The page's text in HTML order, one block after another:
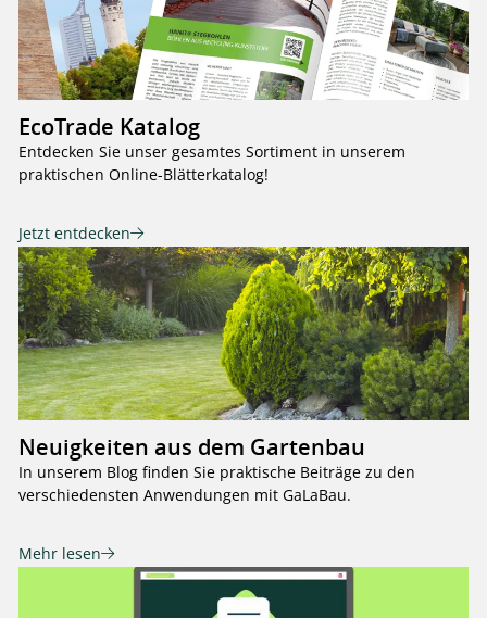
EcoTrade Katalog
Entdecken Sie unser gesamtes Sortiment in unserem
praktischen Online-Blätterkatalog!
Jetzt entdecken
Neuigkeiten aus dem Gartenbau
In unserem Blog finden Sie praktische Beiträge zu den
verschiedensten Anwendungen mit GaLaBau.
Mehr lesen